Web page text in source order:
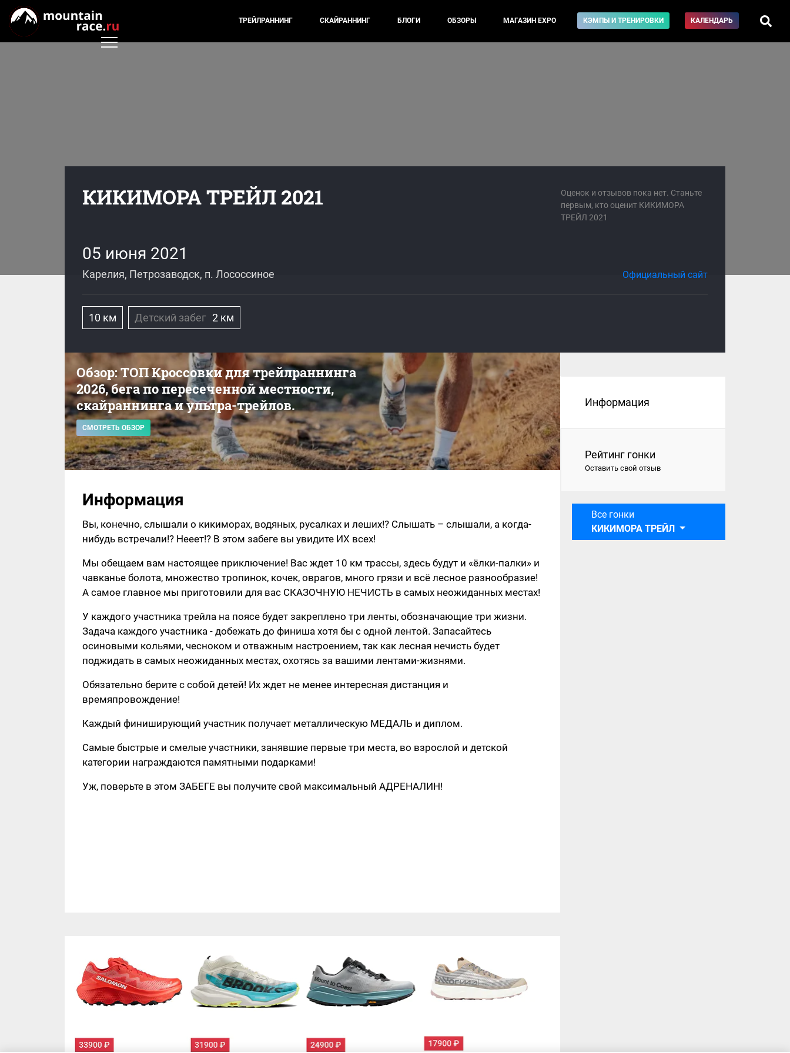
ТРЕЙЛРАННИНГ СКАЙРАННИНГ БЛОГИ ОБЗОРЫ МАГАЗИН EXPO КЭМПЫ И ТРЕНИРОВКИ КАЛЕНДАРЬ
КИКИМОРА ТРЕЙЛ 2021
Оценок и отзывов пока нет. Станьте
первым, кто оценит КИКИМОРА
ТРЕЙЛ 2021
05 июня 2021
Карелия, Петрозаводск, п. Лососсиное Официальный сайт
10 км Детский забег 2 км
Обзор: ТОП Кроссовки для трейлраннинга
2026, бега по пересеченной местности,
скайраннинга и ультра-трейлов.
СМОТРЕТЬ ОБЗОР
Информация
Вы, конечно, слышали о кикиморах, водяных, русалках и леших!? Слышать – слышали, а когда-
нибудь встречали!? Нееет!? В этом забеге вы увидите ИХ всех!
Мы обещаем вам настоящее приключение! Вас ждет 10 км трассы, здесь будут и «ёлки-палки» и
чавканье болота, множество тропинок, кочек, оврагов, много грязи и всё лесное разнообразие!
А самое главное мы приготовили для вас СКАЗОЧНУЮ НЕЧИСТЬ в самых неожиданных местах!
У каждого участника трейла на поясе будет закреплено три ленты, обозначающие три жизни.
Задача каждого участника - добежать до финиша хотя бы с одной лентой. Запасайтесь
осиновыми кольями, чесноком и отважным настроением, так как лесная нечисть будет
поджидать в самых неожиданных местах, охотясь за вашими лентами-жизнями.
Обязательно берите с собой детей! Их ждет не менее интересная дистанция и
времяпровождение!
Каждый финиширующий участник получает металлическую МЕДАЛЬ и диплом.
Самые быстрые и смелые участники, занявшие первые три места, во взрослой и детской
категории награждаются памятными подарками!
Уж, поверьте в этом ЗАБЕГЕ вы получите свой максимальный АДРЕНАЛИН!
Информация
Рейтинг гонки
Оставить свой отзыв
Все гонки
КИКИМОРА ТРЕЙЛ